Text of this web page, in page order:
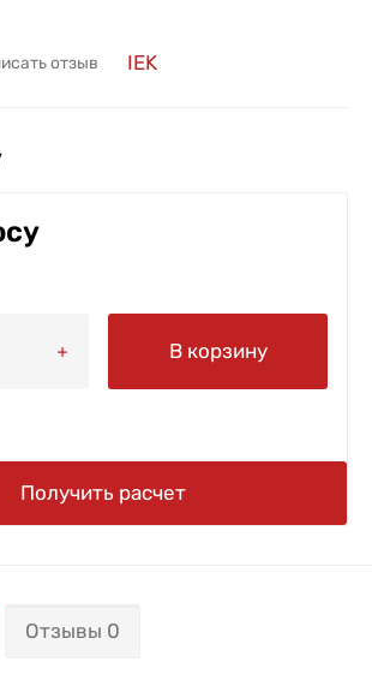
отзыв IEK
В корзину
Получить расчет
Отзывы 0